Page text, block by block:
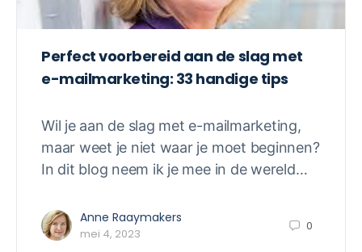
Perfect voorbereid aan de slag met
e-mailmarketing: 33 handige tips
Wil je aan de slag met e-mailmarketing,
maar weet je niet waar je moet beginnen?
In dit blog neem ik je mee in de wereld…
Anne Raaymakers
mei 4, 2023
0